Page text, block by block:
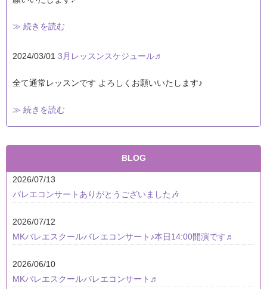
≫ 続きを読む
2024/03/01 3月レッスンスケジュール♬
全て通常レッスンです よろしくお願いいたします♪
≫ 続きを読む
BLOG
2026/07/13
バレエコンサートありがとうございました🎶
2026/07/12
MKバレエスクールバレエコンサート♪本日14:00開演です♬
2026/06/10
MKバレエスクールバレエコンサート♬